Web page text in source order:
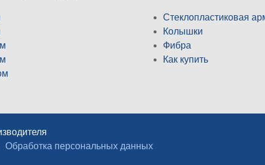
Стеклопластиковая
Колышки
Фибра
Как купить
Обработка персональных данных